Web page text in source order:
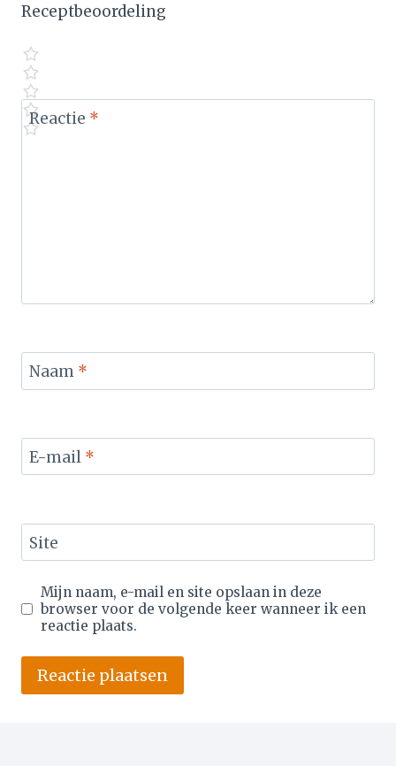
Receptbeoordeling
Reactie *
Naam *
E-mail *
Site
Mijn naam, e-mail en site opslaan in deze
browser voor de volgende keer wanneer ik een
reactie plaats.